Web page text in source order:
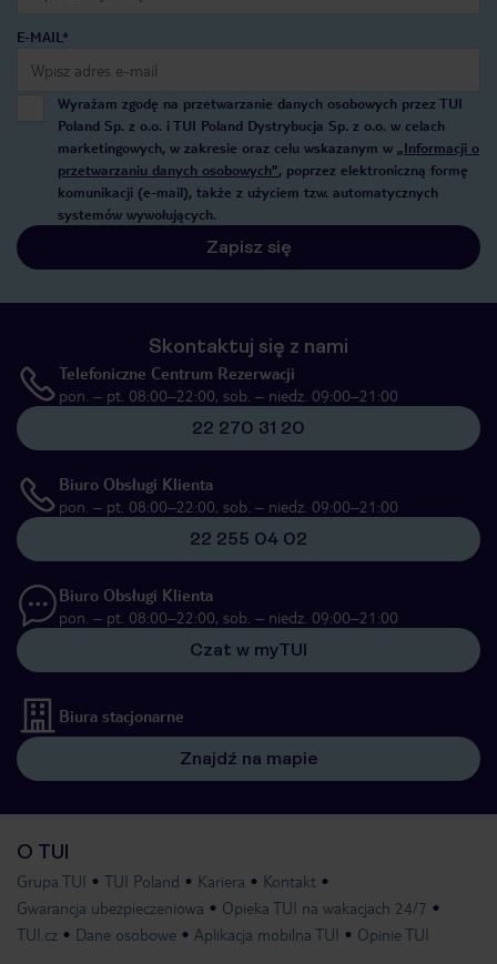
E-MAIL*
Wyrażam zgodę na przetwarzanie danych osobowych przez TUI
Poland Sp. z o.o. i TUI Poland Dystrybucja Sp. z o.o. w celach
marketingowych, w zakresie oraz celu wskazanym w „Informacji o
przetwarzaniu danych osobowych”, poprzez elektroniczną formę
komunikacji (e-mail), także z użyciem tzw. automatycznych
systemów wywołujących.
Zapisz się
Skontaktuj się z nami
Telefoniczne Centrum Rezerwacji
pon. – pt. 08:00–22:00, sob. – niedz. 09:00–21:00
22 270 31 20
Biuro Obsługi Klienta
pon. – pt. 08:00–22:00, sob. – niedz. 09:00–21:00
22 255 04 02
Biuro Obsługi Klienta
pon. – pt. 08:00–22:00, sob. – niedz. 09:00–21:00
Czat w myTUI
Biura stacjonarne
Znajdź na mapie
O TUI
Grupa TUI TUI Poland Kariera
Kontakt
Gwarancja ubezpieczeniowa
Opieka TUI na wakacjach 24/7
TUI.cz
Dane osobowe Aplikacja mobilna TUI Opinie TUI